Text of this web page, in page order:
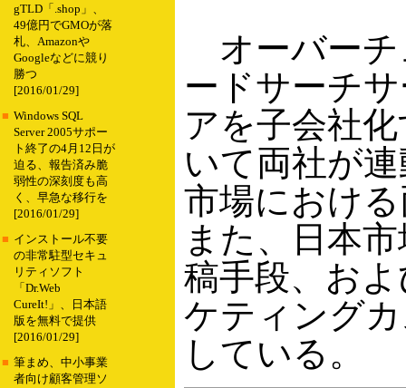
gTLD「.shop」、
49億円でGMOが落
札、Amazonや
Googleなどに競り
勝つ
[2016/01/29]
■ Windows SQL
Server 2005サポー
ト終了の4月12日が
迫る、報告済み脆
弱性の深刻度も高
く、早急な移行を
[2016/01/29]
■ インストール不要
の非常駐型セキュ
リティソフト
「Dr.Web
CureIt!」、日本語
版を無料で提供
[2016/01/29]
■ 筆まめ、中小事業
者向け顧客管理ソ
オーバーチ
ードサーチ
アを子会社
いて両社が
市場におけ
また、日本
稿手段、お
ケティング
している。